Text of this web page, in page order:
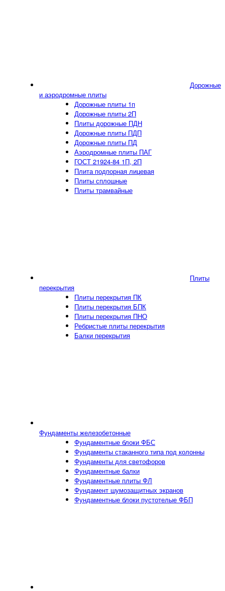
Дорожные
и аэродромные плиты
Дорожные плиты 1п
Дорожные плиты 2П
Плиты дорожные ПДН
Дорожные плиты ПДП
Дорожные плиты ПД
Аэродромные плиты ПАГ
ГОСТ 21924-84 1П, 2П
Плита подпорная лицевая
Плиты сплошные
Плиты трамвайные
Плиты
перекрытия
Плиты перекрытия ПК
Плиты перекрытия БПК
Плиты перекрытия ПНО
Ребристые плиты перекрытия
Балки перекрытия
Фундаменты железобетонные
Фундаментные блоки ФБС
Фундаменты стаканного типа под колонны
Фундаменты для светофоров
Фундаментные балки
Фундаментные плиты ФЛ
Фундамент шумозащитных экранов
Фундаментные блоки пустотелые ФБП